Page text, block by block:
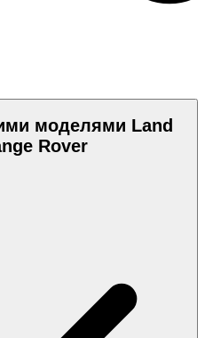
моделями Land
Rover